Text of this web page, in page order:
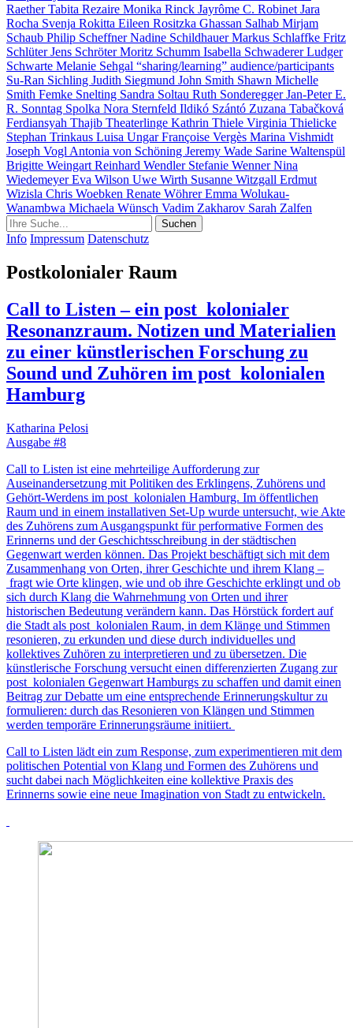
RaetherTabita Rezaire Monika Rinck Jayrôme C. Robinet Jara
Rocha Svenja Rokitta Eileen Rositzka Ghassan Salhab Mirjam
Schaub Philip ScheffnerNadine SchildhauerMarkus Schlaffke Fritz
SchlüterJens SchröterMoritz Schumm Isabella SchwadererLudger
Schwarte Melanie Sehgal “sharing/learning” audience/participants
Su-Ran Sichling Judith Siegmund John Smith Shawn Michelle
Smith Femke Snelting Sandra Soltau Ruth SondereggerJan-Peter E.
R. Sonntag Spolka Nora Sternfeld Ildikó Szántó Zuzana Tabačková
Ferdiansyah Thajib Theaterlinge Kathrin Thiele Virginia Thielicke
Stephan Trinkaus Luisa UngarFrançoise Vergès Marina Vishmidt
Joseph Vogl Antonia von Schöning Jeremy Wade Sarine Waltenspül
Brigitte Weingart Reinhard Wendler Stefanie WennerNina
WiedemeyerEva Wilson Uwe Wirth Susanne Witzgall Erdmut
Wizisla Chris Woebken Renate WöhrerEmma Wolukau-
Wanambwa Michaela Wünsch Vadim Zakharov Sarah Zalfen
Info Impressum Datenschutz
Postkolonialer Raum
Call to Listen – ein post_kolonialer
Resonanzraum. Notizen und Materialien
zu einer künstlerischen Forschung zu
Sound und Zuhören im post_kolonialen
Hamburg
Katharina Pelosi
Ausgabe #8
Call to Listen ist eine mehrteilige Aufforderung zur
Auseinandersetzung mit Politiken des Erklingens, Zuhörens und
Gehört-Werdens im post_kolonialen Hamburg. Im öffentlichen
Raum und in einem installativen Set‐Up wurde untersucht, wie Akte
des Zuhörens zum Ausgangspunkt für performative Formen des
Erinnerns und der Geschichtsschreibung in der städtischen
Gegenwart werden können. Das Projekt beschäftigt sich mit dem
Zusammenhang von Orten, ihrer Geschichte und ihrem Klang –
fragt wie Orte klingen, wie und ob ihre Geschichte erklingt und ob
sich durch Klang die Wahrnehmung von Orten und ihrer
historischen Bedeutung verändern kann. Das Hörstück fordert auf
die Stadt als post_kolonialen Raum, in dem Klänge und Stimmen
resonieren, zu erkunden und diese durch individuelles und
kollektives Zuhören zu interpretieren und zu übersetzen. Die
künstlerische Forschung versucht einen differenzierten Zugang zur
post_kolonialen Gegenwart Hamburgs zu schaffen und damit einen
Beitrag zur Debatte um eine entsprechende Erinnerungskultur zu
formulieren: durch das Resonieren von Klängen und Stimmen
werden temporäre Erinnerungsräume initiiert.
Call to Listen lädt ein zum Response, zum experimentieren mit dem
politischen Potential von Klang und Formen des Zuhörens und
sucht dabei nach Möglichkeiten eine kollektive Praxis des
Erinnerns sowie eine neue Imagination von Stadt zu entwickeln.